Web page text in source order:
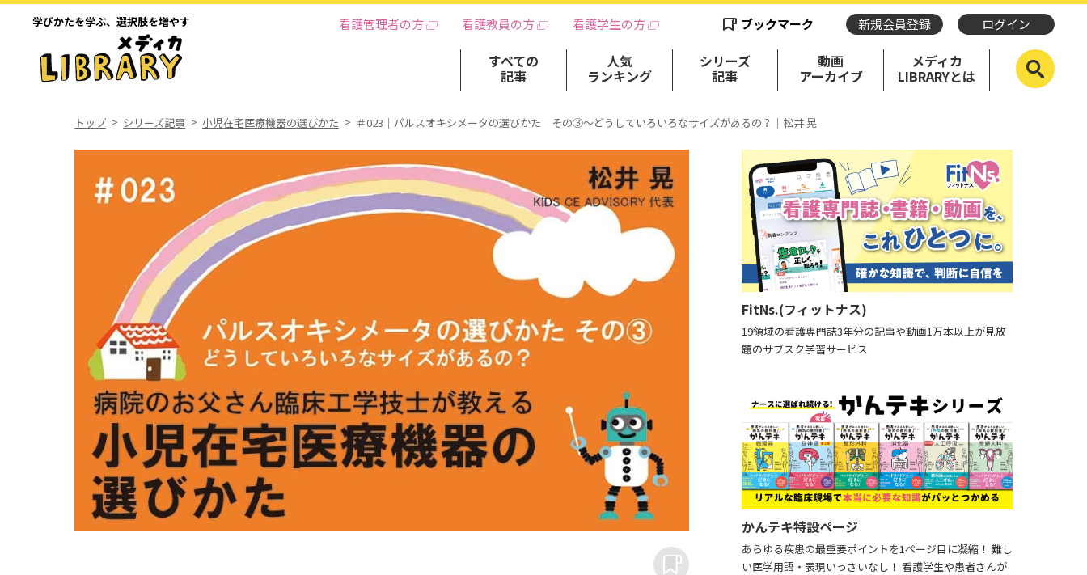
学びかたを学ぶ、 選択肢を増やす 看護管理者の方 看護教員の方 看護学生の方 ブックマーク 新規会員登録 ログイン
すべての
記事
人気
ランキング
シリーズ
記事
動画
アーカイブ
メディカ
LIBRARYとは
トップ シリーズ記事 小児在宅医療機器の選びかた ＃023｜パルスオキシメータの選びかた その③～どうしていろいろなサイズがあるの？｜松井 晃
FitNs.(フィットナス)
19領域の看護専門誌3年分の記事や動画1万本以上が見放
題のサブスク学習サービス
かんテキ特設ページ
あらゆる疾患の最重要ポイントを1ページ目に凝縮！ 難し
い医学用語・表現いっさいなし！ 看護学生や患者さんが